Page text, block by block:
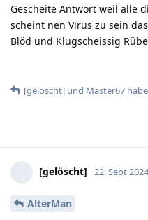
Gescheite Antwort weil alle
scheint nen Virus zu sein
Blöd und Klugscheissig
[gelöscht] und Master67
[gelöscht] 22. Sept 2024
AlterMan